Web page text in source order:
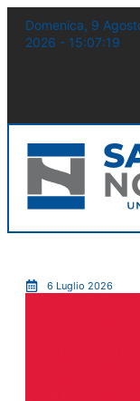
Domenica, 9
2026 - 15:07:20
6 Luglio 2026